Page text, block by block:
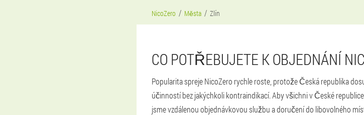
NicoZero Města Zlín
CO POTŘEBUJETE K OBJEDNÁNÍ
Popularita spreje NicoZero rychle roste, protože Česká republika
účinností bez jakýchkoli kontraindikací. Aby všichni v České
jsme vzdálenou objednávkovou službu a doručení do libovolného